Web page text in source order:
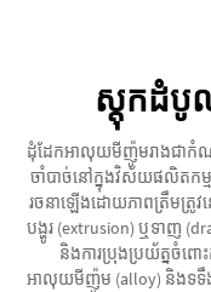
ស្តុកដំ
ដុំដែកអាលុយមីញ៉ូមរាងជាកំ
ចាំបាច់នៅក្នុងវិស័យផលិតកម្
រចនាឡើងដោយភាពត្រឹមត្រូ
បង្ហូរ (extrusion) ឬទាញ
និងការប្រុងប្រយ័ត្នចំព
អាលុយមីញ៉ូម (alloy) និងទទឹ